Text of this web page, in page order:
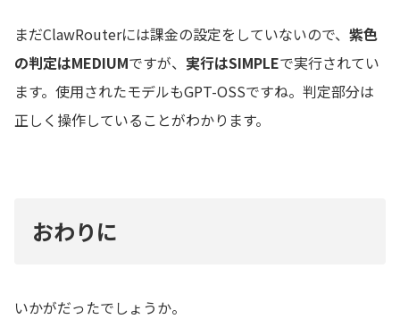
まだClawRouterには課金の設定をしていないので、 紫色
の判定はMEDIUMですが、 実行はSIMPLEで実行されてい
ます。使用されたモデルもGPT-OSSですね。判定部分は
正しく操作していることがわかります。
おわりに
いかがだったでしょうか。